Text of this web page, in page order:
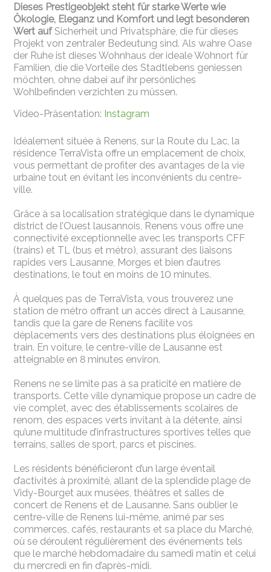
Dieses Prestigeobjekt steht für starke Werte wie
Ökologie, Eleganz und Komfort und legt besonderen
Wert aufSicherheit und Privatsphäre, die für dieses
Projekt von zentraler Bedeutung sind. Als wahre Oase
der Ruhe ist dieses Wohnhaus der ideale Wohnort für
Familien, die die Vorteile des Stadtlebens geniessen
möchten, ohne dabei auf ihr persönliches
Wohlbefinden verzichten zu müssen.
Video-Präsentation: Instagram
Idéalement située à Renens, sur la Route du Lac, la
résidence TerraVista offre un emplacement de choix,
vous permettant de profiter des avantages de la vie
urbaine tout en évitant les inconvénients du centre-
ville.
Grâce à sa localisation stratégique dans le dynamique
district de l’Ouest lausannois, Renens vous offre une
connectivité exceptionnelle avec les transports CFF
(trains) et TL (bus et métro), assurant des liaisons
rapides vers Lausanne, Morges et bien d’autres
destinations, le tout en moins de 10 minutes.
À quelques pas de TerraVista, vous trouverez une
station de métro offrant un accès direct à Lausanne,
tandis que la gare de Renens facilite vos
déplacements vers des destinations plus éloignées en
train. En voiture, le centre-ville de Lausanne est
atteignable en 8 minutes environ.
Renens ne se limite pas à sa praticité en matière de
transports. Cette ville dynamique propose un cadre de
vie complet, avec des établissements scolaires de
renom, des espaces verts invitant à la détente, ainsi
qu’une multitude d’infrastructures sportives telles que
terrains, salles de sport, parcs et piscines.
Les résidents bénéficieront d’un large éventail
d’activités à proximité, allant de la splendide plage de
Vidy-Bourget aux musées, théâtres et salles de
concert de Renens et de Lausanne. Sans oublier le
centre-ville de Renens lui-même, animé par ses
commerces, cafés, restaurants et sa place du Marché,
où se déroulent régulièrement des événements tels
que le marché hebdomadaire du samedi matin et celui
du mercredi en fin d’après-midi.